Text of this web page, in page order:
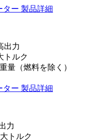
ター 製品詳細
出力
トルク
量（燃料を除く）
ター 製品詳細
力
トルク